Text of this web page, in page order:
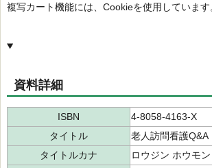
複写カート機能には、Cookieを使用していま
資料詳細
ISBN
4-8058-4163-X
タイトル
老人訪問看護Q&A
タイトルカナ
ロウジン ホウモ